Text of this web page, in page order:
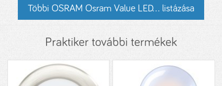
Többi OSRAM Osram Value LED... listázása
Praktiker további termékek